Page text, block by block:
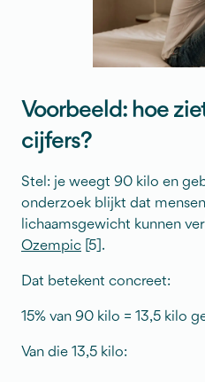
Voorbeeld: hoe
cijfers?
Stel: je weegt 90 kilo en
onderzoek blijkt dat
lichaamsgewicht kunnen
Ozempic [5].
Dat betekent concreet:
15% van 90 kilo = 13,5 kilo
Van die 13,5 kilo: